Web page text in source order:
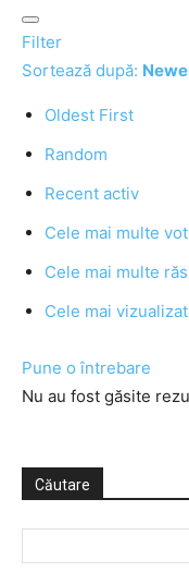
Filter
Sortează după:
Oldest First
Random
Recent activ
Cele mai multe
Cele mai multe
Cele mai
Pune o întrebare
Nu au fost găsite
Căutare